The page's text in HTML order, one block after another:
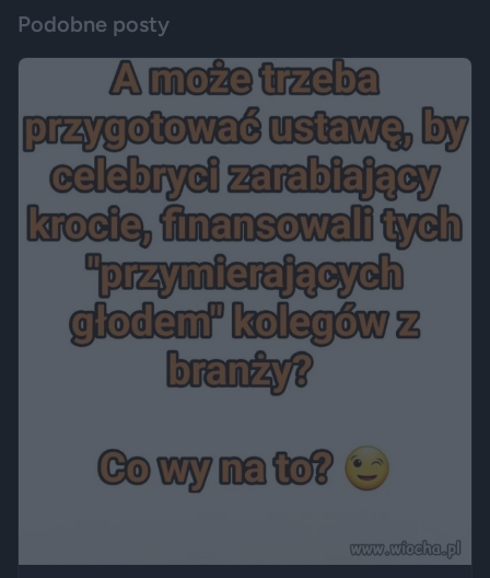
Podobne posty